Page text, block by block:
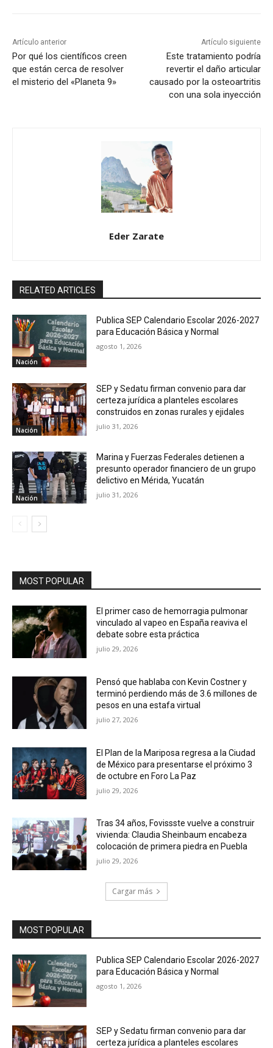
Artículo anterior
Por qué los científicos creen
que están cerca de resolver
el misterio del «Planeta 9»
Artículo siguiente
Este tratamiento podría
revertir el daño articular
causado por la osteoartritis
con una sola inyección
Eder Zarate
RELATED ARTICLES
Nación
Publica SEP Calendario Escolar 2026-2027
para Educación Básica y Normal
agosto 1, 2026
Nación
SEP y Sedatu firman convenio para dar
certeza jurídica a planteles escolares
construidos en zonas rurales y ejidales
julio 31, 2026
Nación
Marina y Fuerzas Federales detienen a
presunto operador financiero de un grupo
delictivo en Mérida, Yucatán
julio 31, 2026
MOST POPULAR
El primer caso de hemorragia pulmonar
vinculado al vapeo en España reaviva el
debate sobre esta práctica
julio 29, 2026
Pensó que hablaba con Kevin Costner y
terminó perdiendo más de 3.6 millones de
pesos en una estafa virtual
julio 27, 2026
El Plan de la Mariposa regresa a la Ciudad
de México para presentarse el próximo 3
de octubre en Foro La Paz
julio 29, 2026
Tras 34 años, Fovissste vuelve a construir
vivienda: Claudia Sheinbaum encabeza
colocación de primera piedra en Puebla
julio 29, 2026
Cargar más
MOST POPULAR
Publica SEP Calendario Escolar 2026-2027
para Educación Básica y Normal
agosto 1, 2026
SEP y Sedatu firman convenio para dar
certeza jurídica a planteles escolares